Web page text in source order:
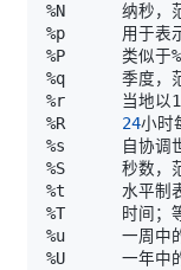
%N      纳秒，
%q      季度，
%R 24
%S      秒数，
%u      一周中
%U      一年中的